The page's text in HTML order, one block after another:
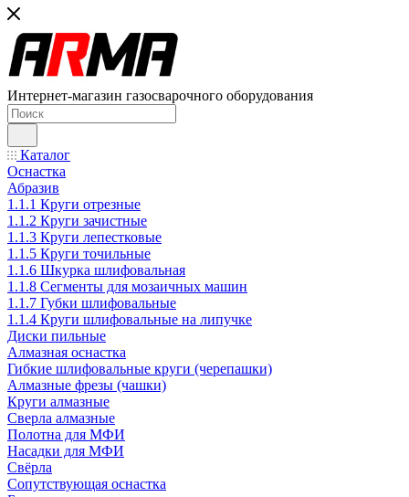
Интернет-магазин газосварочного оборудования
Каталог
Оснастка
Абразив
1.1.1 Круги отрезные
1.1.2 Круги зачистные
1.1.3 Круги лепестковые
1.1.5 Круги точильные
1.1.6 Шкурка шлифовальная
1.1.8 Сегменты для мозаичных машин
1.1.7 Губки шлифовальные
1.1.4 Круги шлифовальные на липучке
Диски пильные
Алмазная оснастка
Гибкие шлифовальные круги (черепашки)
Алмазные фрезы (чашки)
Круги алмазные
Сверла алмазные
Полотна для МФИ
Насадки для МФИ
Свёрла
Сопутствующая оснастка